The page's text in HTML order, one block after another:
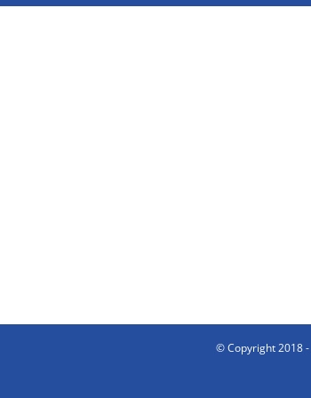
© Copyright 2018 -